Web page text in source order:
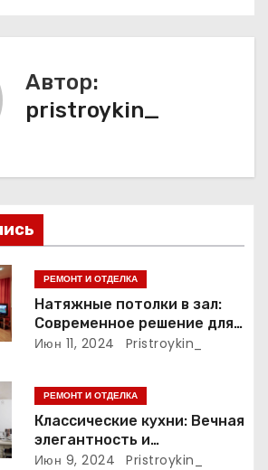
Автор:
pristroykin_
РЕМОНТ И ОТДЕЛКА
Натяжные потолки в зал:
Современное решение для
стильного интерьера
Июн 11, 2024 Pristroykin_
РЕМОНТ И ОТДЕЛКА
Классические кухни: Вечная
элегантность и
практичность
Июн 9, 2024 Pristroykin_